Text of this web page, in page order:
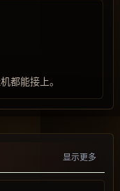
都能接上。
显示更多